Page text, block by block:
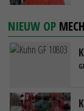
NIEUW OP